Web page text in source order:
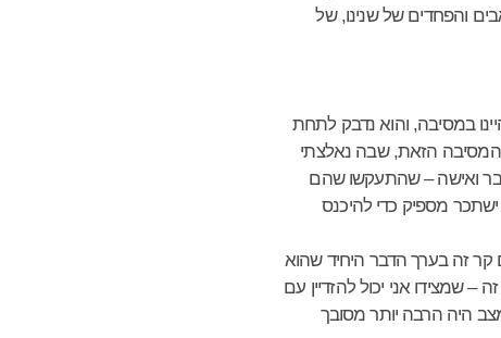
והפחדים של שנינו, של
במסיבה, והוא נדבק לתחת
מהמסיבה הזאת, שבה נאלצתי
גבר ואישה – שהתעקשו שהם
מספיק כדי להיכנס
קר זה בערך הדבר היחיד שהוא
שמצידו אני יכול להזדיין עם
היה הרבה יותר מסובך